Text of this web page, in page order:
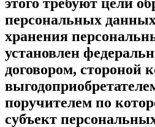
персональных
хранения
установлен
договором, стороной
поручителем по
субъект